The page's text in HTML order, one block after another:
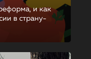
и как
в страну-